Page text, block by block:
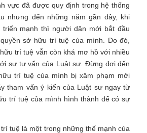
vực đã được quy định trong hệ thống
nhưng đến những năm gần đây, khi
triển mạnh thì người dân mới bắt đầu
sở hữu trí tuệ của mình. Do đó,
trí tuệ vẫn còn khá mơ hồ với nhiều
sự tư vấn của Luật sư. Đừng đợi đến
trí tuệ của mình bị xâm phạm mới
tham vấn ý kiến của Luật sư ngay từ
trí tuệ của mình hình thành để có sự
tuệ là một trong những thế mạnh của